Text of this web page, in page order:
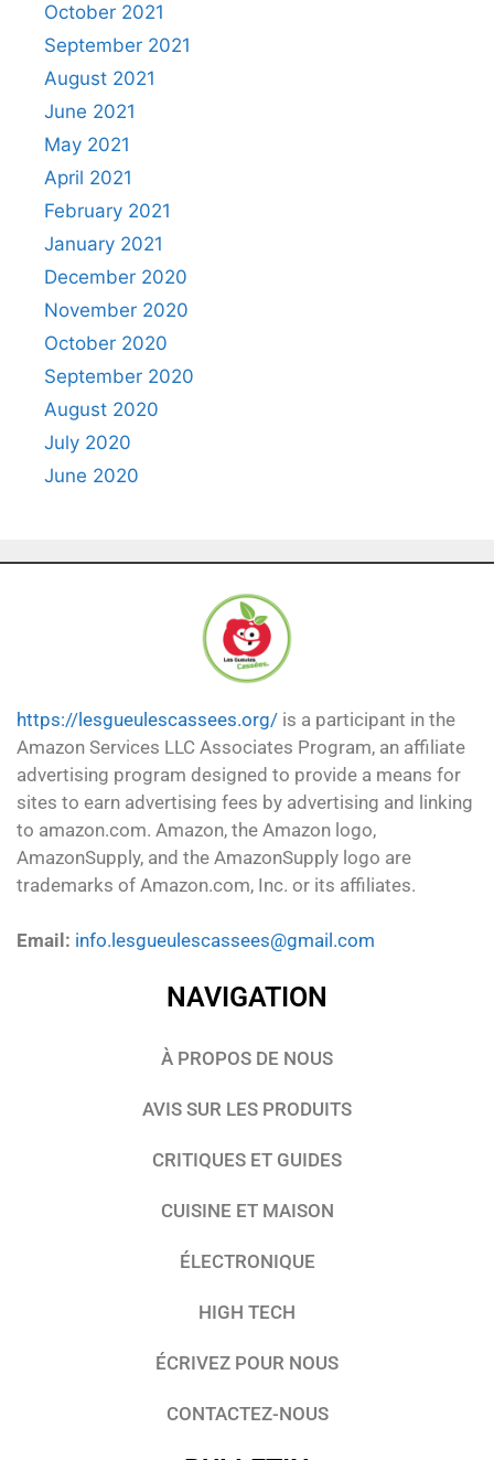
October 2021
September 2021
August 2021
June 2021
May 2021
April 2021
February 2021
January 2021
December 2020
November 2020
October 2020
September 2020
August 2020
July 2020
June 2020
https://lesgueulescassees.org/ is a participant in the
Amazon Services LLC Associates Program, an affiliate
advertising program designed to provide a means for
sites to earn advertising fees by advertising and linking
to amazon.com. Amazon, the Amazon logo,
AmazonSupply, and the AmazonSupply logo are
trademarks of Amazon.com, Inc. or its affiliates.
Email: info.lesgueulescassees@gmail.com
NAVIGATION
À PROPOS DE NOUS
AVIS SUR LES PRODUITS
CRITIQUES ET GUIDES
CUISINE ET MAISON
ÉLECTRONIQUE
HIGH TECH
ÉCRIVEZ POUR NOUS
CONTACTEZ-NOUS